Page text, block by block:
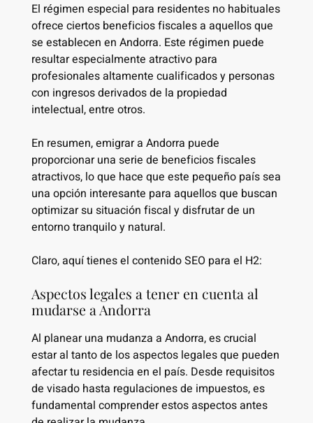
El régimen especial para residentes no habituales
ofrece ciertos beneficios fiscales a aquellos que
se establecen en Andorra. Este régimen puede
resultar especialmente atractivo para
profesionales altamente cualificados y personas
con ingresos derivados de la propiedad
intelectual, entre otros.
En resumen, emigrar a Andorra puede
proporcionar una serie de beneficios fiscales
atractivos, lo que hace que este pequeño país sea
una opción interesante para aquellos que buscan
optimizar su situación fiscal y disfrutar de un
entorno tranquilo y natural.
Claro, aquí tienes el contenido SEO para el H2:
Aspectos legales a tener en cuenta al
mudarse a Andorra
Al planear una mudanza a Andorra, es crucial
estar al tanto de los aspectos legales que pueden
afectar tu residencia en el país. Desde requisitos
de visado hasta regulaciones de impuestos, es
fundamental comprender estos aspectos antes